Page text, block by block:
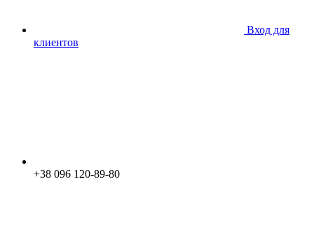
Вход для
клиентов
+38 096 120-89-80